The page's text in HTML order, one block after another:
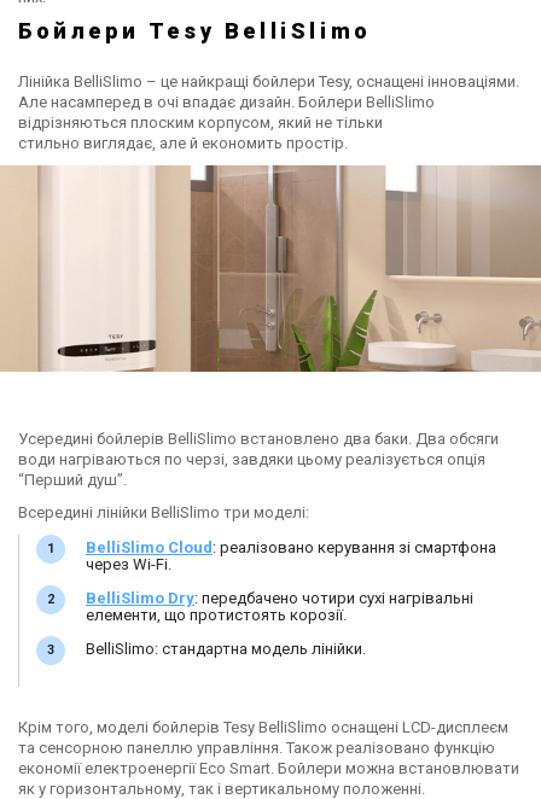
Бойлери Tesy BelliSlimo
Лінійка BelliSlimo – це найкращі бойлери Tesy, оснащені інноваціями.
Але насамперед в очі впадає дизайн. Бойлери BelliSlimo
відрізняються плоским корпусом, який не тільки
стильно виглядає, але й економить простір.
Усередині бойлерів BelliSlimo встановлено два баки. Два обсяги
води нагріваються по черзі, завдяки цьому реалізується опція
“Перший душ”.
Всередині лінійки BelliSlimo три моделі:
BelliSlimo Cloud : реалізовано керування зі смартфона
через Wi-Fi.
BelliSlimo Dry: передбачено чотири сухі нагрівальні
елементи, що протистоять корозії.
BelliSlimo: стандартна модель лінійки.
Крім того, моделі бойлерів Tesy BelliSlimo оснащені LCD-дисплеєм
та сенсорною панеллю управління. Також реалізовано функцію
економії електроенергії Eco Smart. Бойлери можна встановлювати
як у горизонтальному, так і вертикальному положенні.